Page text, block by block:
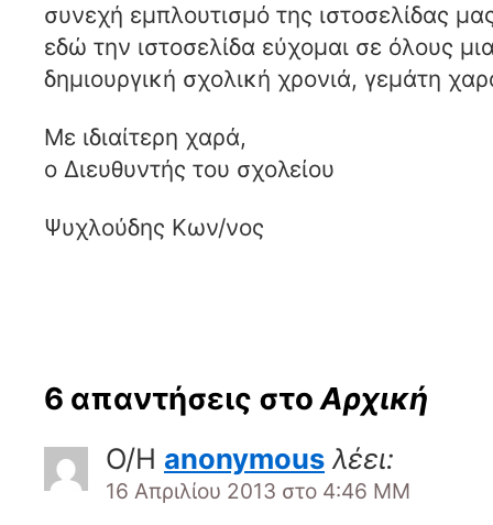
συνεχή εμπλουτισμό της
εδώ την ιστοσελίδα εύχομαι σε όλους
δημιουργική σχολική χρονιά, γεμάτη
Με ιδιαίτερη χαρά,
ο Διευθυντής του σχολείου
Ψυχλούδης Κων/νος
6 απαντήσεις στοΑρχική
Ο/Η anonymous λέει:
16 Απριλίου 2013 στο 4:46 ΜΜ